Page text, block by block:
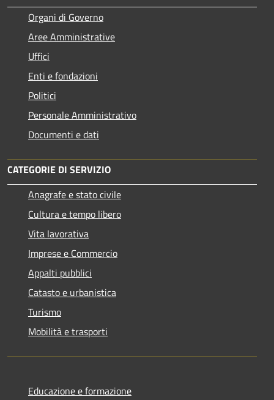
Organi di Governo
Aree Amministrative
Uffici
Enti e fondazioni
Politici
Personale Amministrativo
Documenti e dati
CATEGORIE DI SERVIZIO
Anagrafe e stato civile
Cultura e tempo libero
Vita lavorativa
Imprese e Commercio
Appalti pubblici
Catasto e urbanistica
Turismo
Mobilità e trasporti
Educazione e formazione